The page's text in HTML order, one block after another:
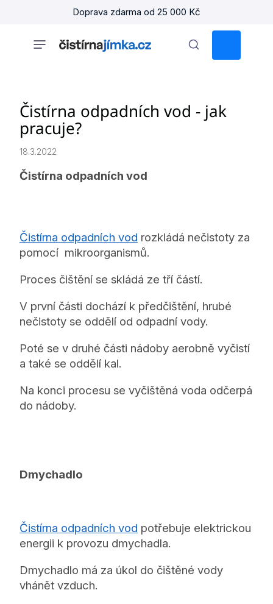
Doprava zdarma od 25 000 Kč
KOŠÍK
Čistírna odpadních vod - jak
pracuje?
18.3.2022
Čistírna odpadních vod
Čistírna odpadních vod rozkládá nečistoty za
pomocí mikroorganismů.
Proces čištění se skládá ze tří částí.
V první části dochází k předčištění, hrubé
nečistoty se oddělí od odpadní vody.
Poté se v druhé části nádoby aerobně vyčistí
a také se oddělí kal.
Na konci procesu se vyčištěná voda odčerpá
do nádoby.
Dmychadlo
Čistírna odpadních vod potřebuje elektrickou
energii k provozu dmychadla.
Dmychadlo má za úkol do čištěné vody
vhánět vzduch.